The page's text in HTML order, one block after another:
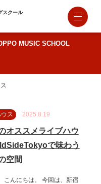
スクール
MUSIC SCHOOL
ス 2025.8.19
オススメライブハウ
で味わう
空間
こんにちは。 今回は、新宿